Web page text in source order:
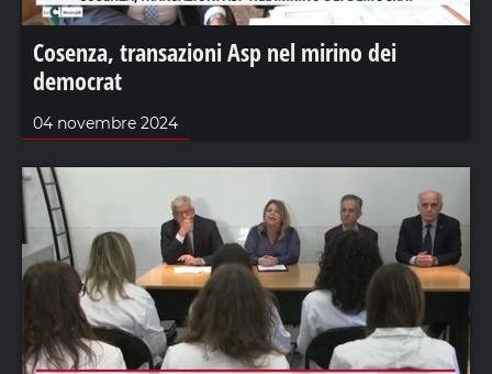
Cosenza, transazioni Asp nel mirino dei
democrat
04 novembre 2024